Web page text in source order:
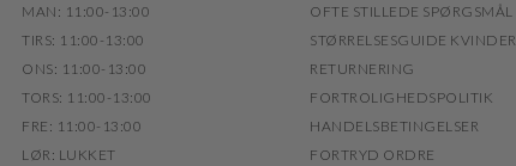
MAN: 11:00-13:00
TIRS: 11:00-13:00
ONS: 11:00-13:00
TORS: 11:00-13:00
FRE: 11:00-13:00
LØR: LUKKET
OFTE STILLEDE SPØRGSMÅL
STØRRELSESGUIDE KVINDER
RETURNERING
FORTROLIGHEDSPOLITIK
HANDELSBETINGELSER
FORTRYD ORDRE